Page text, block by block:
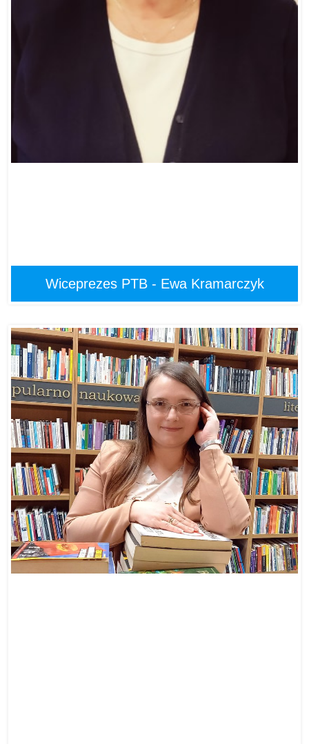
Wiceprezes PTB - Ewa Kramarczyk
Wiceprezes PTB
Nagrody: 5
doświadczenie zawodowe: 26 lat